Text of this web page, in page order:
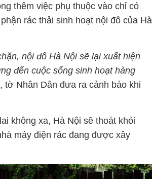
thêm việc phụ thuộc vào chỉ có
rác thải sinh hoạt nội đô của Hà
nội đô Hà Nội sẽ lại xuất hiện
đến cuộc sống sinh hoạt hàng
tờ Nhân Dân đưa ra cảnh báo khi
không xa, Hà Nội sẽ thoát khỏi
máy điện rác đang được xây